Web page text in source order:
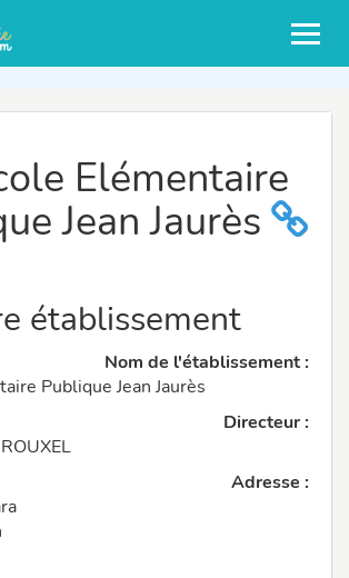
Elémentaire
Jean Jaurès
établissement
Nom de l'établissement :
Publique Jean Jaurès
Directeur :
Adresse :